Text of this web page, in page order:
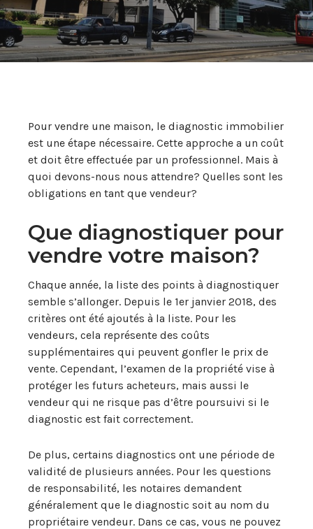
Pour vendre une maison, le diagnostic immobilier
est une étape nécessaire. Cette approche a un coût
et doit être effectuée par un professionnel. Mais à
quoi devons-nous nous attendre? Quelles sont les
obligations en tant que vendeur?
Que diagnostiquer pour
vendre votre maison?
Chaque année, la liste des points à diagnostiquer
semble s’allonger. Depuis le 1er janvier 2018, des
critères ont été ajoutés à la liste. Pour les
vendeurs, cela représente des coûts
supplémentaires qui peuvent gonfler le prix de
vente. Cependant, l’examen de la propriété vise à
protéger les futurs acheteurs, mais aussi le
vendeur qui ne risque pas d’être poursuivi si le
diagnostic est fait correctement.
De plus, certains diagnostics ont une période de
validité de plusieurs années. Pour les questions
de responsabilité, les notaires demandent
généralement que le diagnostic soit au nom du
propriétaire vendeur. Dans ce cas, vous ne pouvez